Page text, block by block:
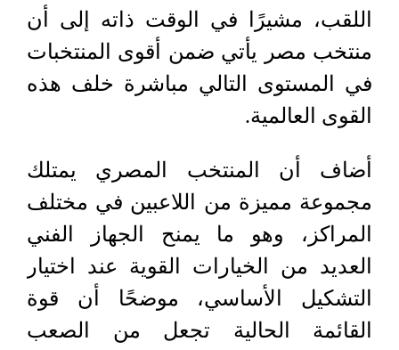
اللقب، مشيرًا في الوقت ذاته إلى أن
منتخب مصر يأتي ضمن أقوى المنتخبات
في المستوى التالي مباشرة خلف هذه
القوى العالمية.
أضاف أن المنتخب المصري يمتلك
مجموعة مميزة من اللاعبين في مختلف
المراكز، وهو ما يمنح الجهاز الفني
العديد من الخيارات القوية عند اختيار
التشكيل الأساسي، موضحًا أن قوة
القائمة الحالية تجعل من الصعب